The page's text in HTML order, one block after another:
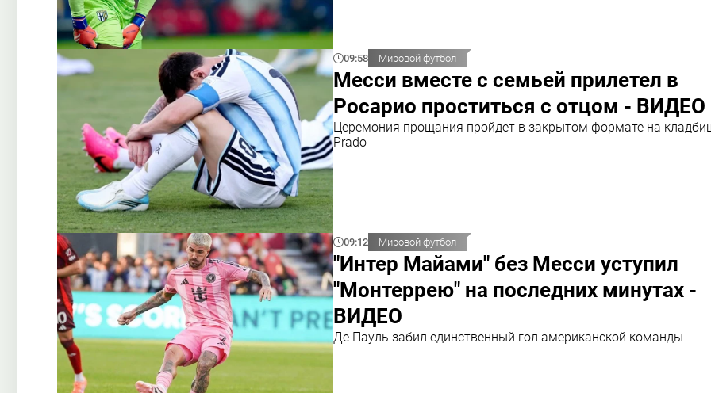
09:58 Мировой футбол
Месси вместе с семьей прилетел в
Росарио проститься с отцом - ВИДЕО
Церемония прощания пройдет в закрытом формате на
Prado
09:12 Мировой футбол
"Интер Майами" без Месси уступил
"Монтеррею" на последних минутах -
ВИДЕО
Де Пауль забил единственный гол американской команды